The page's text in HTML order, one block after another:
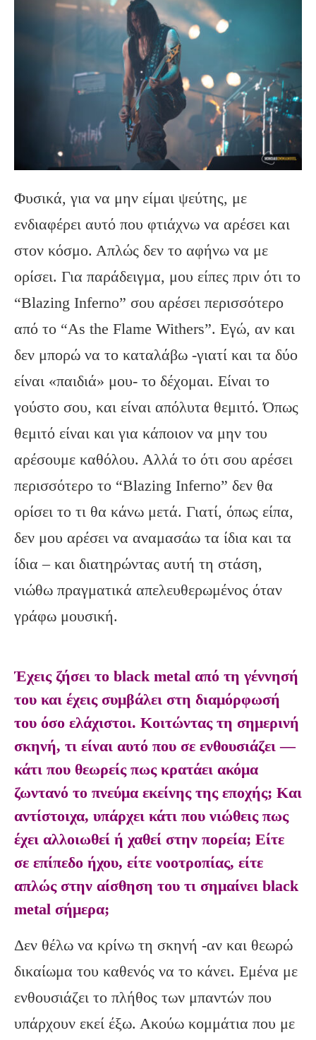
Φυσικά, για να μην είμαι ψεύτης, με
ενδιαφέρει αυτό που φτιάχνω να αρέσει και
στον κόσμο. Απλώς δεν το αφήνω να με
ορίσει. Για παράδειγμα, μου είπες πριν ότι το
“Blazing Inferno” σου αρέσει περισσότερο
από το “As the Flame Withers”. Εγώ, αν και
δεν μπορώ να το καταλάβω -γιατί και τα δύο
είναι «παιδιά» μου- το δέχομαι. Είναι το
γούστο σου, και είναι απόλυτα θεμιτό. Όπως
θεμιτό είναι και για κάποιον να μην του
αρέσουμε καθόλου. Αλλά το ότι σου αρέσει
περισσότερο το “Blazing Inferno” δεν θα
ορίσει το τι θα κάνω μετά. Γιατί, όπως είπα,
δεν μου αρέσει να αναμασάω τα ίδια και τα
ίδια – και διατηρώντας αυτή τη στάση,
νιώθω πραγματικά απελευθερωμένος όταν
γράφω μουσική.
Έχεις ζήσει το black metal από τη γέννησή
του και έχεις συμβάλει στη διαμόρφωσή
του όσο ελάχιστοι. Κοιτώντας τη σημερινή
σκηνή, τι είναι αυτό που σε ενθουσιάζει —
κάτι που θεωρείς πως κρατάει ακόμα
ζωντανό το πνεύμα εκείνης της εποχής; Και
αντίστοιχα, υπάρχει κάτι που νιώθεις πως
έχει αλλοιωθεί ή χαθεί στην πορεία; Είτε
σε επίπεδο ήχου, είτε νοοτροπίας, είτε
απλώς στην αίσθηση του τι σημαίνει black
metal σήμερα;
Δεν θέλω να κρίνω τη σκηνή -αν και θεωρώ
δικαίωμα του καθενός να το κάνει. Εμένα με
ενθουσιάζει το πλήθος των μπαντών που
υπάρχουν εκεί έξω. Ακούω κομμάτια που με